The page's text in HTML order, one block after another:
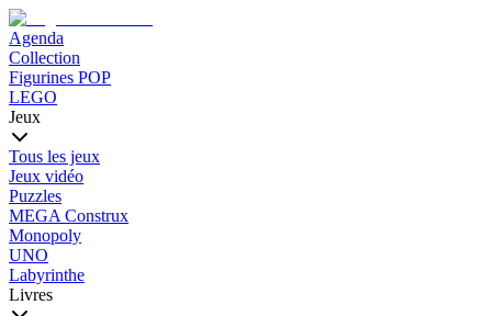
Agenda
Collection
Figurines POP
LEGO
Jeux
Tous les jeux
Jeux vidéo
Puzzles
MEGA Construx
Monopoly
UNO
Labyrinthe
Livres